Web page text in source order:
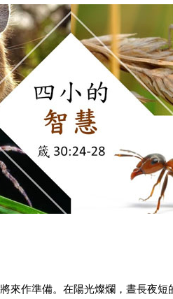
來作準備。在陽光燦爛，晝長夜